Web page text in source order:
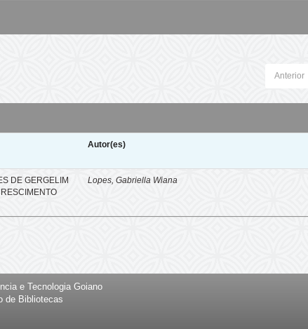
Anterior
Autor(es)
DE GERGELIM
Lopes, Gabriella Wiana
e Tecnologia Goiano
de Bibliotecas